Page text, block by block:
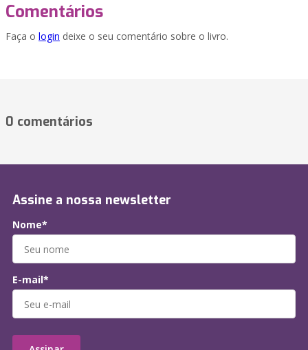
Comentários
Faça o login deixe o seu comentário sobre o livro.
0 comentários
Assine a nossa newsletter
Nome*
E-mail*